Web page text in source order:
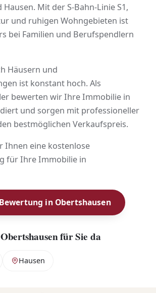
Mit der S-Bahn-Linie S1,
und ruhigen Wohngebieten ist
bei Familien und Berufspendlern
Häusern und
ist konstant hoch. Als
bewerten wir Ihre Immobilie in
und sorgen mit professioneller
bestmöglichen Verkaufspreis.
Ihnen eine kostenlose
für Ihre Immobilie in
in Obertshausen
für Sie da
Hausen